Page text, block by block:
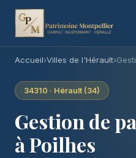
Accueil›Villes de l'Hérault›
34310 · Hérault (34)
Gestion de
à Poilhes